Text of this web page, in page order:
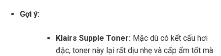
Gợi ý:
Klairs Supple Toner: Mặc dù có kết cấu hơi
đặc, toner này lại rất dịu nhẹ và cấp ẩm tốt mà